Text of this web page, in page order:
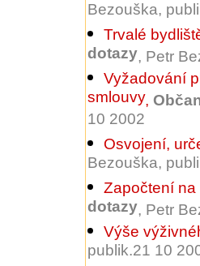
Bezouška,
Trvalé
dotazy, Petr
Vyžadování
smlouvy,
10 2002
Osvojení,
Bezouška,
Započtení na
dotazy, Petr
Výše
publik.21 10